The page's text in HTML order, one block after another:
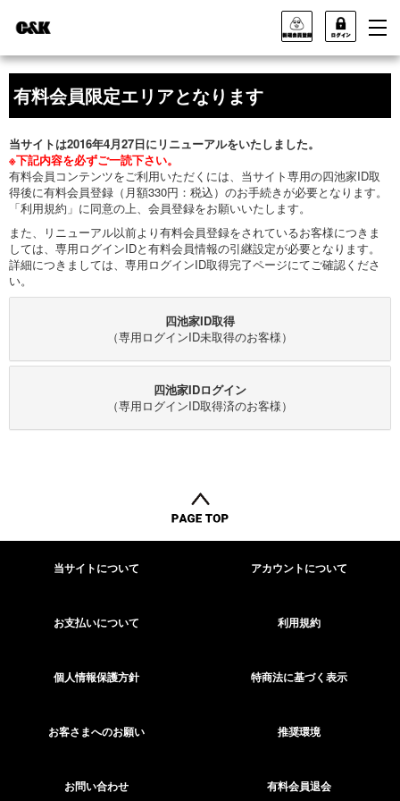
有料会員限定エリアとなります
当サイトは2016年4月27日にリニューアルをいたしました。
※下記内容を必ずご一読下さい。
有料会員コンテンツをご利用いただくには、当サイト専用の四池家ID取
得後に有料会員登録（月額330円：税込）のお手続きが必要となります。
「利用規約」に同意の上、会員登録をお願いいたします。
また、リニューアル以前より有料会員登録をされているお客様につきま
しては、専用ログインIDと有料会員情報の引継設定が必要となります。
詳細につきましては、専用ログインID取得完了ページにてご確認くださ
い。
四池家ID取得
（専用ログインID未取得のお客様）
四池家IDログイン
（専用ログインID取得済のお客様）
当サイトについて アカウントについて
お支払いについて 利用規約
個人情報保護方針 特商法に基づく表示
お客さまへのお願い 推奨環境
お問い合わせ 有料会員退会